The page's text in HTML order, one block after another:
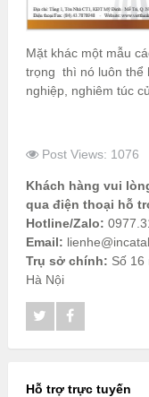
Mặt khác một mẫu
trọng thì nó luôn thể
nghiệp, nghiêm túc
Post Views: 1076
Khách hàng vui
qua điện thoại hỗ
Hotline/Zalo:
Email:
Trụ sở chính: Số 16
Hà Nội
Hỗ trợ trực tuyến